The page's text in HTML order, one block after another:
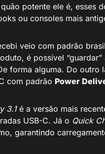
potente ele é, esses
ou consoles mais
veio com padrão
é possível
forma alguma. Do outro
com padrão Power
3.1é a versão mais
USB-C. Já o Quick
garantindo